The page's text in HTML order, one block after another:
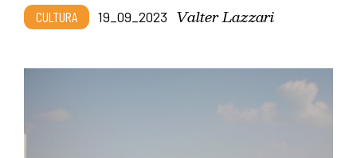
CULTURA 19_09_2023 Valter Lazzari